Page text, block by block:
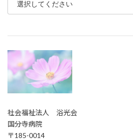
社会福祉法人 浴光会
国分寺病院
〒185-0014